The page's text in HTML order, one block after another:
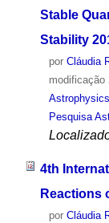
Stable
Stability
por Cláudia
modificação
Astrophysics
Pesquisa
4th
Reactions
por Cláudia